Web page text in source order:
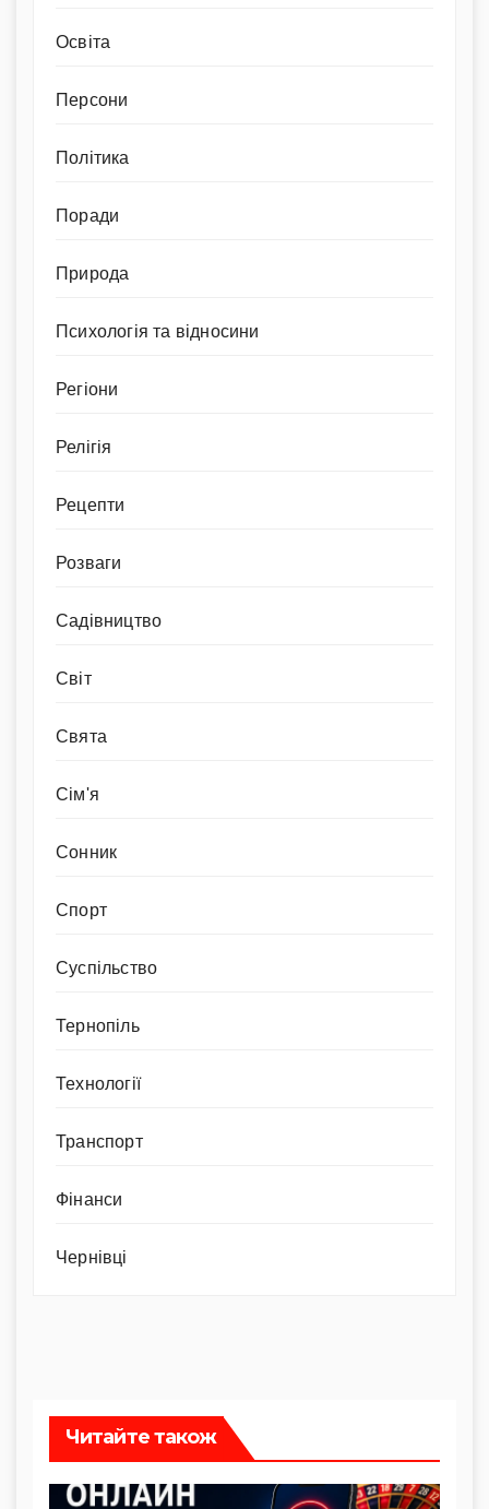
Освіта
Персони
Політика
Поради
Природа
Психологія та відносини
Регіони
Релігія
Рецепти
Розваги
Садівництво
Світ
Свята
Сім'я
Сонник
Спорт
Суспільство
Тернопіль
Технології
Транспорт
Фінанси
Чернівці
Читайте також